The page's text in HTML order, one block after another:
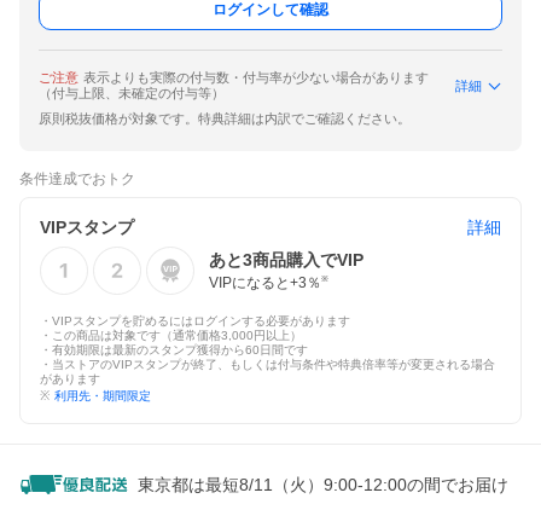
ログインして確認
ご注意 表示よりも実際の付与数・付与率が少ない場合があります
（付与上限、未確定の付与等）
詳細
原則税抜価格が対象です。特典詳細は内訳でご確認ください。
条件達成でおトク
VIPスタンプ
詳細
あと3商品購入でVIP
VIPになると+3 ％ ※
・VIPスタンプを貯めるにはログインする必要があります
・この商品は対象です（通常価格3,000円以上）
・有効期限は最新のスタンプ獲得から60日間です
・当ストアのVIPスタンプが終了、もしくは付与条件や特典倍率等が変更される場合
があります
※ 利用先・期間限定
東京都は最短8/11（火）9:00-12:00の間でお届け